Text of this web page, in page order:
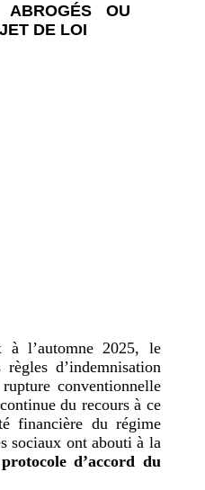
ABROGÉS OU
DE LOI
à l’automne 2025, le
d’indemnisation
conventionnelle
du recours à ce
financière du régime
sociaux ont abouti à la
d’accord du